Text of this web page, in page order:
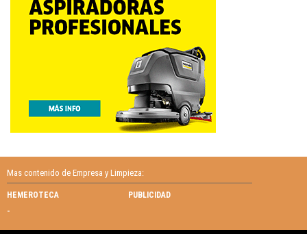
Mas contenido de Empresa y Limpieza:
HEMEROTECA
PUBLICIDAD
-